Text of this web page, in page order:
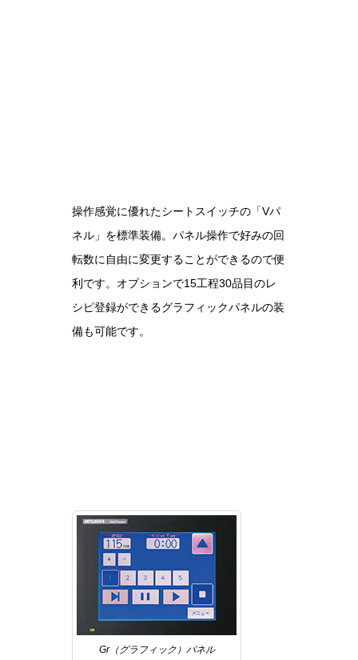
操作感覚に優れたシートスイッチの「Vパ
ネル」を標準装備。パネル操作で好みの回
転数に自由に変更することができるので便
利です。オプションで15工程30品目のレ
シピ登録ができるグラフィックパネルの装
備も可能です。
Gr（グラフィック）パネル